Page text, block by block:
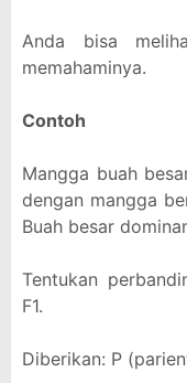
Anda bisa
memahaminya.
Contoh
Mangga buah
dengan mangga
Buah besar
Tentukan
F1.
Diberikan: P